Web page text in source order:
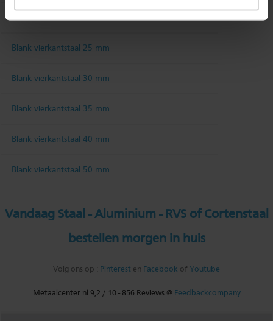
Blank vierkantstaal 25 mm
Blank vierkantstaal 30 mm
Blank vierkantstaal 35 mm
Blank vierkantstaal 40 mm
Blank vierkantstaal 50 mm
Vandaag Staal - Aluminium - RVS of Cortenstaal
bestellen morgen in huis
Volg ons op : Pinterest en Facebook of Youtube
Metaalcenter.nl 9,2 / 10 -856 Reviews @ Feedbackcompany